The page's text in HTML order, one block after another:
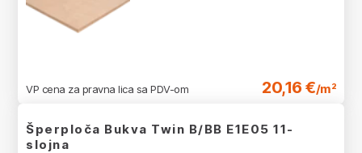
VP cena za pravna lica sa PDV-om 20,16 €/m²
Šperploča Bukva Twin B/BB E1E05 11-
slojna